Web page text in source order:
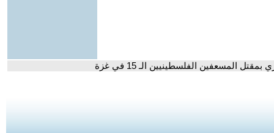
المسعفين الفلسطينيين الـ 15 في غزة